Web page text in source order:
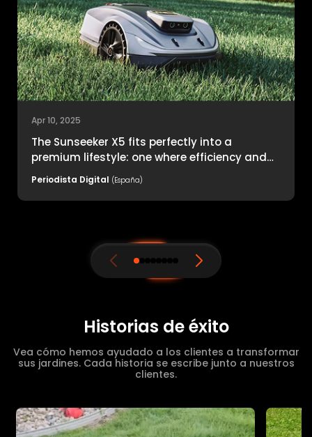
Apr 10, 2025
The Sunseeker X5 fits perfectly into a
premium lifestyle: one where efficiency and
quality go hand in hand.
Periodista Digital (España)
Historias de éxito
Vea cómo hemos ayudado a los clientes a transformar
sus jardines. Cada historia se escribe junto a nuestros
clientes.